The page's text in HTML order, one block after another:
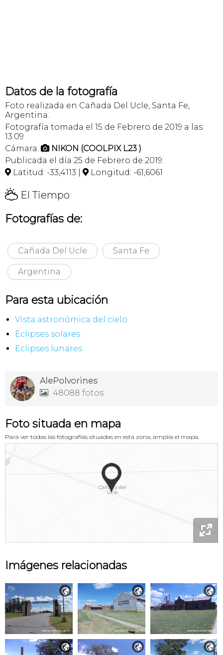
Datos de la fotografía
Foto realizada en Cañada Del Ucle, Santa Fe,
Argentina.
Fotografía tomada el 15 de Febrero de 2019 a las
13:09
Cámara:  NIKON (COOLPIX L23 )
Publicada el día 25 de Febrero de 2019.
 Latitud: -33,4113 |  Longitud: -61,6061
H El Tiempo
Fotografías de:
Cañada Del Ucle Santa Fe
Argentina
Para esta ubicación
Vista astronómica del cielo
Eclipses solares
Eclipses lunares
AlePolvorines
 48088 fotos
Foto situada en mapa
Para ver todas las fotografías situadas en esta zona, amplía el mapa.

Imágenes relacionadas
  
  